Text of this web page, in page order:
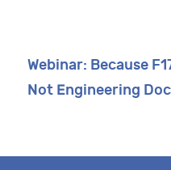
Webinar: Because
Not Engineering